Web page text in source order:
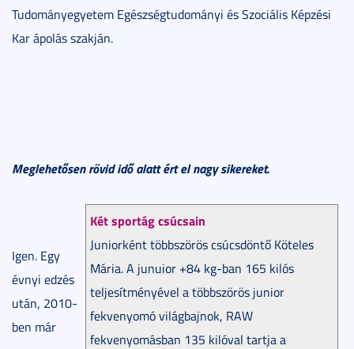
Tudományegyetem Egészségtudományi és Szociális Képzési
Kar ápolás szakján.
Meglehetősen rövid idő alatt ért el nagy sikereket.
Két sportág csúcsain
Juniorként többszörös csúcsdöntő Köteles
Mária. A junuior +84 kg-ban 165 kilós
teljesítményével a többszörös junior
fekvenyomó világbajnok, RAW
fekvenyomásban 135 kilóval tartja a
Igen. Egy
évnyi edzés
után, 2010-
ben már